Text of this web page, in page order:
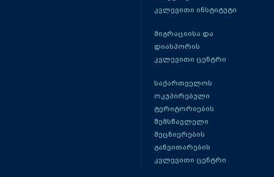
კვლევითი ინსტიტუტი
მიგრაციისა და
დიასპორის
კვლევითი ცენტრი
საქართველოს
ოკუპირებული
ტერიტორიების
შემსწავლელი
მეცნიერების
განვითარების
კვლევითი ცენტრი